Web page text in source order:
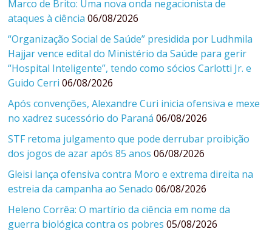
Marco de Brito: Uma nova onda negacionista de
ataques à ciência 06/08/2026
“Organização Social de Saúde” presidida por Ludhmila
Hajjar vence edital do Ministério da Saúde para gerir
“Hospital Inteligente”, tendo como sócios Carlotti Jr. e
Guido Cerri 06/08/2026
Após convenções, Alexandre Curi inicia ofensiva e mexe
no xadrez sucessório do Paraná 06/08/2026
STF retoma julgamento que pode derrubar proibição
dos jogos de azar após 85 anos 06/08/2026
Gleisi lança ofensiva contra Moro e extrema direita na
estreia da campanha ao Senado 06/08/2026
Heleno Corrêa: O martírio da ciência em nome da
guerra biológica contra os pobres 05/08/2026